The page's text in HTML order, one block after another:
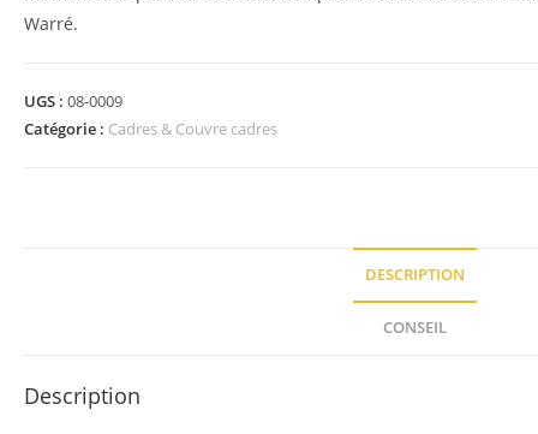
Warré.
UGS : 08-0009
Catégorie : Cadres & Couvre cadres
DESCRIPTION
CONSEIL
Description